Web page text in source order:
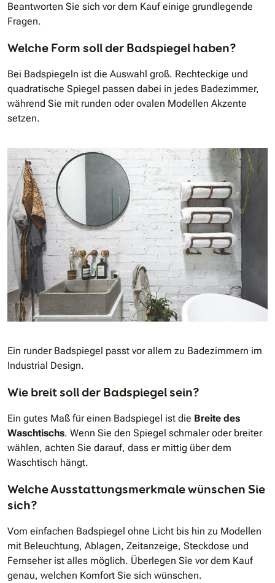
Beantworten Sie sich vor dem Kauf einige grundlegende
Fragen.
Welche Form soll der Badspiegel haben?
Bei Badspiegeln ist die Auswahl groß. Rechteckige und
quadratische Spiegel passen dabei in jedes Badezimmer,
während Sie mit runden oder ovalen Modellen Akzente
setzen.
Ein runder Badspiegel passt vor allem zu Badezimmern im
Industrial Design.
Wie breit soll der Badspiegel sein?
Ein gutes Maß für einen Badspiegel ist die Breite des
Waschtischs. Wenn Sie den Spiegel schmaler oder breiter
wählen, achten Sie darauf, dass er mittig über dem
Waschtisch hängt.
Welche Ausstattungsmerkmale wünschen Sie
sich?
Vom einfachen Badspiegel ohne Licht bis hin zu Modellen
mit Beleuchtung, Ablagen, Zeitanzeige, Steckdose und
Fernseher ist alles möglich. Überlegen Sie vor dem Kauf
genau, welchen Komfort Sie sich wünschen.